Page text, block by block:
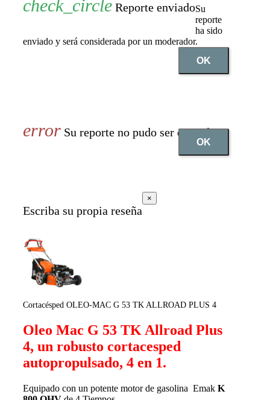
Reporte enviadoSu
reporte
ha sido
enviado y será considerada por un moderador.
OK
Su reporte no pudo ser enviado
OK
Escriba su propia reseña
×
Cortacésped OLEO-MAC G 53 TK ALLROAD PLUS 4
Oleo Mac G 53 TK Allroad Plus
4, un robusto cortacesped
autopropulsado, 4 en 1.
Equipado con un potente motor de gasolina Emak K